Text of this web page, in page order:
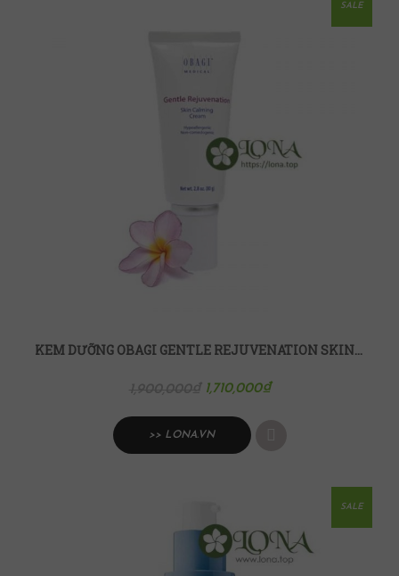
SALE
KEM DƯỠNG OBAGI GENTLE REJUVENATION SKIN CALMING CREAM
1,710,000₫
>> LONA.VN
SALE